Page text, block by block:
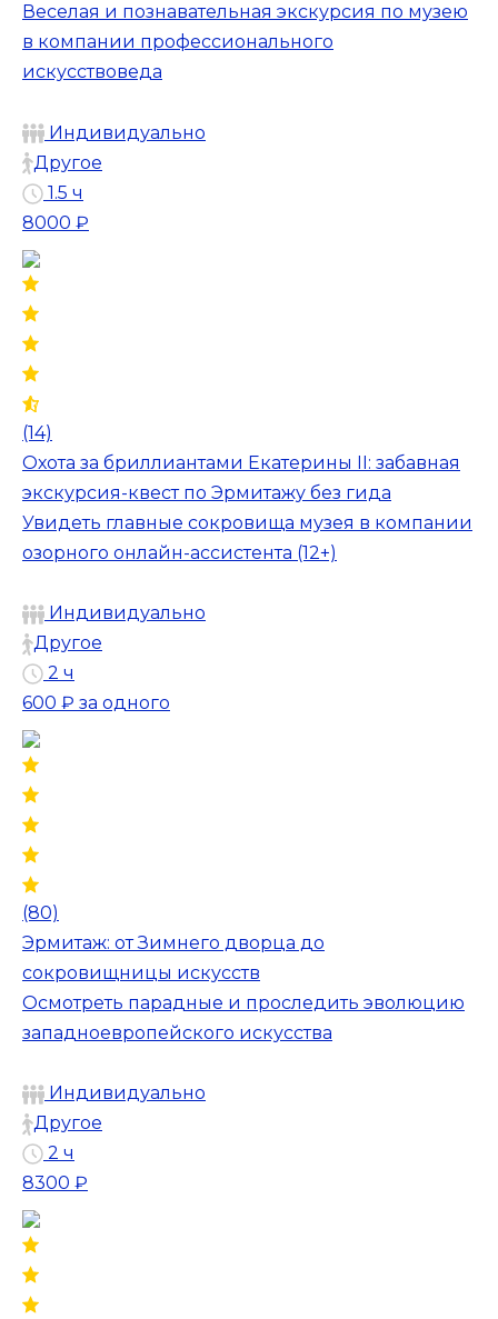
Веселая и познавательная экскурсия по музею
в компании профессионального
искусствоведа
Индивидуально
Другое
1.5 ч
8000 ₽
(14)
Охота за бриллиантами Екатерины II: забавная
экскурсия-квест по Эрмитажу без гида
Увидеть главные сокровища музея в компании
озорного онлайн-ассистента (12+)
Индивидуально
Другое
2 ч
600 ₽ за одного
(80)
Эрмитаж: от Зимнего дворца до
сокровищницы искусств
Осмотреть парадные и проследить эволюцию
западноевропейского искусства
Индивидуально
Другое
2 ч
8300 ₽